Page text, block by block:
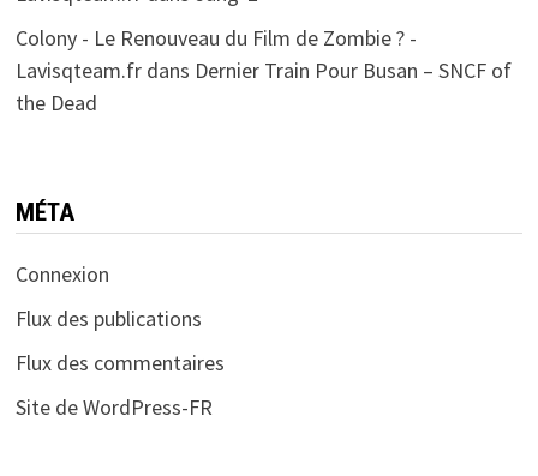
Colony - Le Renouveau du Film de Zombie ? -
Lavisqteam.frdans Dernier Train Pour Busan – SNCF of
the Dead
MÉTA
Connexion
Flux des publications
Flux des commentaires
Site de WordPress-FR